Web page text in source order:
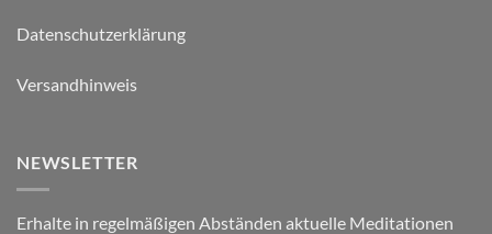
Datenschutzerklärung
Versandhinweis
NEWSLETTER
Erhalte in regelmäßigen Abständen aktuelle Meditationen